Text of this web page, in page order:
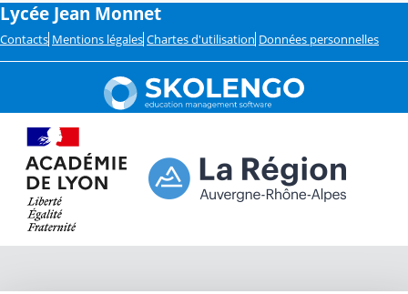
Lycée Jean Monnet
Contacts Mentions légales Chartes d'utilisation Données personnelles